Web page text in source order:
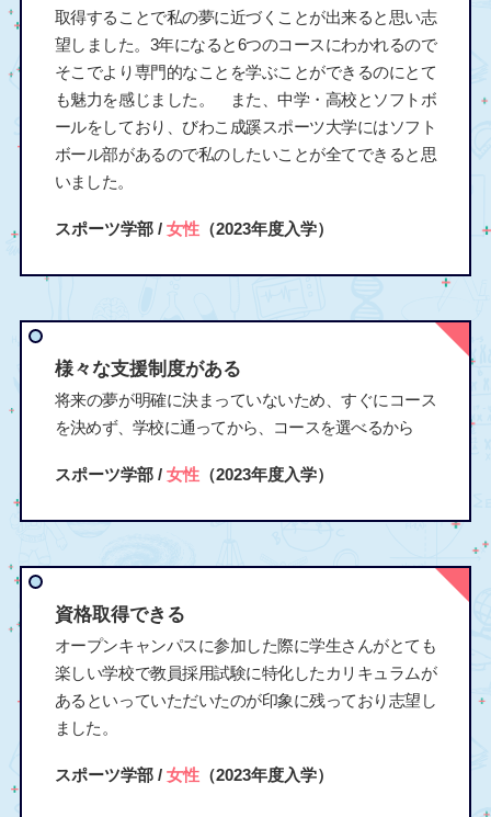
取得することで私の夢に近づくことが出来ると思い志
望しました。3年になると6つのコースにわかれるので
そこでより専門的なことを学ぶことができるのにとて
も魅力を感じました。 また、中学・高校とソフトボ
ールをしており、びわこ成蹊スポーツ大学にはソフト
ボール部があるので私のしたいことが全てできると思
いました。
スポーツ学部 / 女性（2023年度入学）
様々な支援制度がある
将来の夢が明確に決まっていないため、すぐにコース
を決めず、学校に通ってから、コースを選べるから
スポーツ学部 / 女性（2023年度入学）
資格取得できる
オープンキャンパスに参加した際に学生さんがとても
楽しい学校で教員採用試験に特化したカリキュラムが
あるといっていただいたのが印象に残っており志望し
ました。
スポーツ学部 / 女性（2023年度入学）